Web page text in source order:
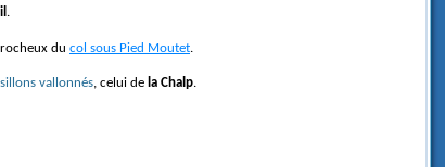
.
rocheux du col sous Pied Moutet.
sillons vallonnés , celui de la Chalp.